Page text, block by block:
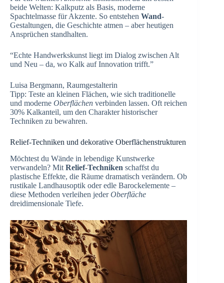
beide Welten: Kalkputz als Basis, moderne
Spachtelmasse für Akzente. So entstehen Wand-
Gestaltungen, die Geschichte atmen – aber heutigen
Ansprüchen standhalten.
“Echte Handwerkskunst liegt im Dialog zwischen Alt
und Neu – da, wo Kalk auf Innovation trifft.”
Luisa Bergmann, Raumgestalterin
Tipp: Teste an kleinen Flächen, wie sich traditionelle
und moderne Oberflächen verbinden lassen. Oft reichen
30% Kalkanteil, um den Charakter historischer
Techniken zu bewahren.
Relief-Techniken und dekorative Oberflächenstrukturen
Möchtest du Wände in lebendige Kunstwerke
verwandeln? Mit Relief-Techniken schaffst du
plastische Effekte, die Räume dramatisch verändern. Ob
rustikale Landhausoptik oder edle Barockelemente –
diese Methoden verleihen jederOberfläche
dreidimensionale Tiefe.